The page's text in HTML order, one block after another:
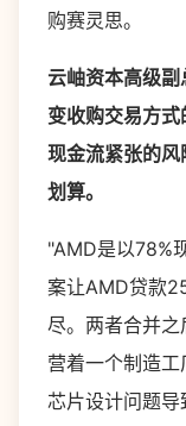
购赛灵思。
云岫资本高级
变收购交易方
现金流紧张的
划算。
"AMD是以78%
案让AMD贷款
尽。两者合并
营着一个制造
芯片设计问题